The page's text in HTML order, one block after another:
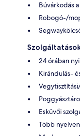
Búvárkodás
Robogó-/
24 órában
Kirándulás-
Esküvői
Több